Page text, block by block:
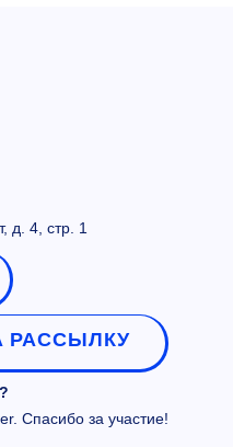
д. 4, стр. 1
РАССЫЛКУ
Спасибо за участие!